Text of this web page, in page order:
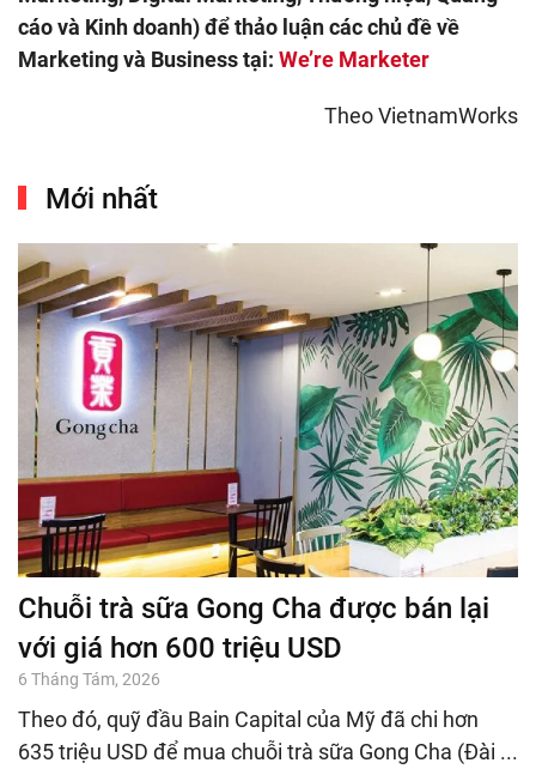
cáo và Kinh doanh) để thảo luận các chủ đề về
Marketing và Business tại: We’re Marketer
Theo VietnamWorks
Mới nhất
Chuỗi trà sữa Gong Cha được bán lại
với giá hơn 600 triệu USD
6 Tháng Tám, 2026
Theo đó, quỹ đầu Bain Capital của Mỹ đã chi hơn
635 triệu USD để mua chuỗi trà sữa Gong Cha (Đài ...